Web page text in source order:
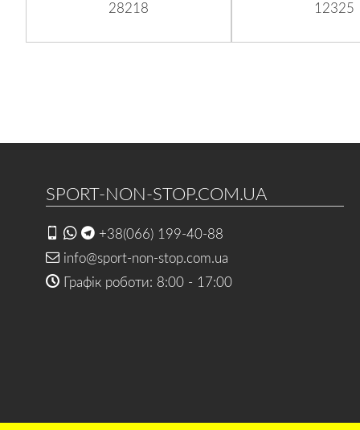
28218 12325
SPORT-NON-STOP.COM.UA
+38(066) 199-40-88
info@sport-non-stop.com.ua
Графік роботи: 8:00 - 17:00